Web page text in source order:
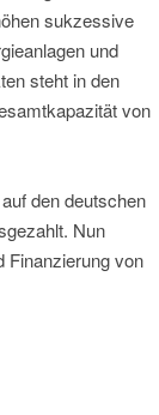
sukzessive
und
steht in den
von
den deutschen
Nun
Finanzierung von